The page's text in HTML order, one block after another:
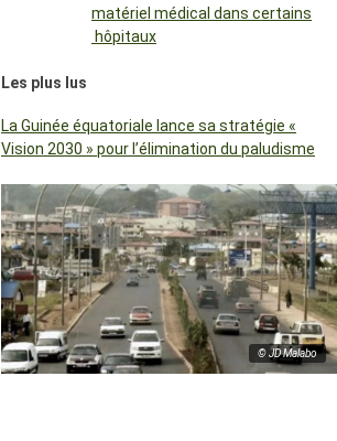
matériel médical dans certains
hôpitaux
Les plus lus
La Guinée équatoriale lance sa stratégie «
Vision 2030 » pour l’élimination du paludisme
© JD Malabo